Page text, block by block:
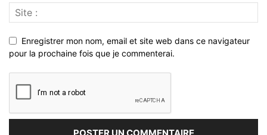
Enregistrer mon nom, email et site web dans ce navigateur
pour la prochaine fois que je commenterai.